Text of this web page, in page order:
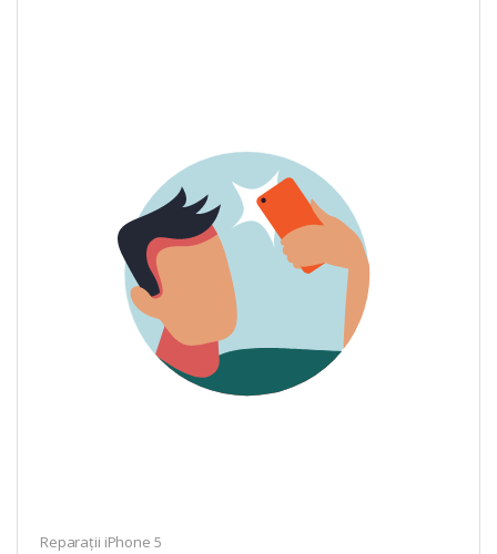
Reparații iPhone 5